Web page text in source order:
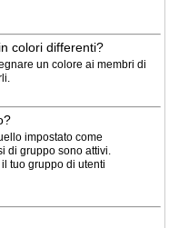
colori differenti?
un colore ai membri di
impostato come
di gruppo sono attivi.
tuo gruppo di utenti